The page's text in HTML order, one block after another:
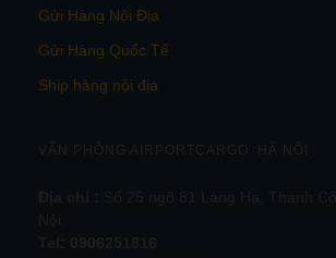
Gửi Hàng Nội Địa
Gửi Hàng Quốc Tế
Ship hàng nội địa
VĂN PHÒNG AIRPORTCARGO HÀ NỘI